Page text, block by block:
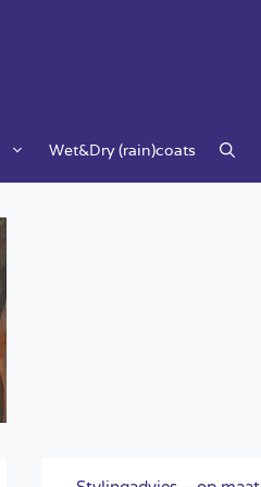
Wet&Dry (rain)coats